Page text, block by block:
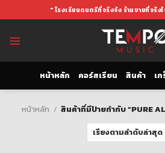
to
" โรงเรียนดนตรีที่จริงจัง ร้านขายที่จริงใ
หน้าหลัก คอร์สเรียน สินค้า เ
หน้าหลัก / สินค้าที่มีป้ายกำกับ “PURE